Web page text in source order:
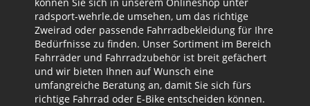
radsport-wehrle.de umsehen, um das richtige
Zweirad oder passende Fahrradbekleidung für Ihre
Bedürfnisse zu finden. Unser Sortiment im Bereich
Fahrräder und Fahrradzubehör ist breit gefächert
und wir bieten Ihnen auf Wunsch eine
umfangreiche Beratung an, damit Sie sich fürs
richtige Fahrrad oder E-Bike entscheiden können.